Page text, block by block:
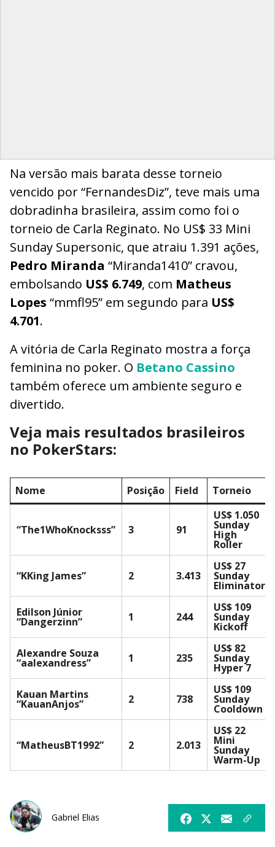
Na versão mais barata desse torneio
vencido por “FernandesDiz”, teve mais uma
dobradinha brasileira, assim como foi o
torneio de Carla Reginato. No US$ 33 Mini
Sunday Supersonic, que atraiu 1.391 ações,
Pedro Miranda “Miranda1410” cravou,
embolsando US$ 6.749, com Matheus
Lopes “mmfl95” em segundo para US$
4.701.
A vitória de Carla Reginato mostra a força
feminina no poker. O Betano Cassino
também oferece um ambiente seguro e
divertido.
Veja mais resultados brasileiros
no PokerStars:
Nome Posição Field Torneio
“The1WhoKnocksss” 3 91
US$ 1.050
Sunday
High
Roller
“KKing James” 2 3.413
US$ 27
Sunday
Eliminator
Edilson Júnior
“Dangerzinn” 1 244
US$ 109
Sunday
Kickoff
Alexandre Souza
“aalexandress” 1 235
US$ 82
Sunday
Hyper 7
Kauan Martins
“KauanAnjos” 2 738
US$ 109
Sunday
Cooldown
“MatheusBT1992” 2 2.013
US$ 22
Mini
Sunday
Warm-Up
Gabriel Elias